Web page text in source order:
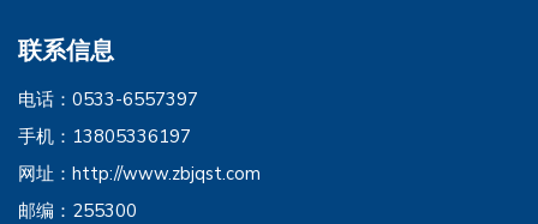
联系信息
电话：0533-6557397
手机：13805336197
网址：http://www.zbjqst.com
邮编：255300